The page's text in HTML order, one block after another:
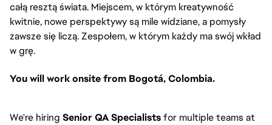
całą resztą świata. Miejscem, w którym kreatywność
kwitnie, nowe perspektywy są mile widziane, a pomysły
zawsze się liczą. Zespołem, w którym każdy ma swój wkład
w grę.
You will work onsite from Bogotá, Colombia.
We're hiring Senior QA Specialistsfor multiple teams at